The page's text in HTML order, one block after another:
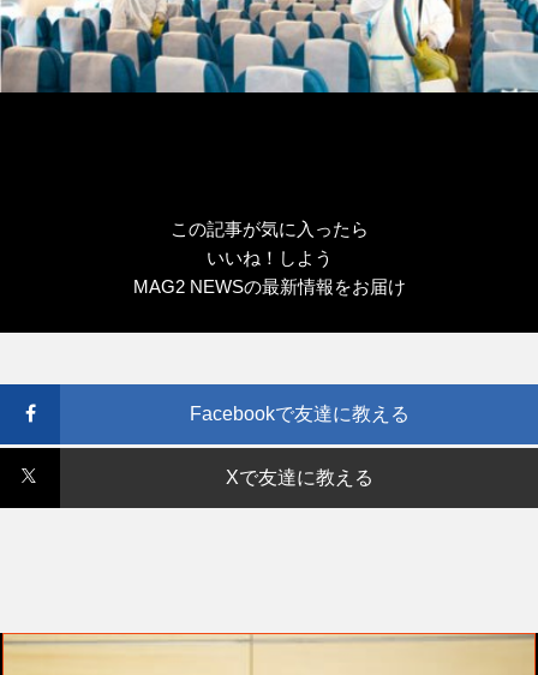
この記事が気に入ったら
いいね！しよう
MAG2 NEWSの最新情報をお届け
Facebookで友達に教える
Xで友達に教える